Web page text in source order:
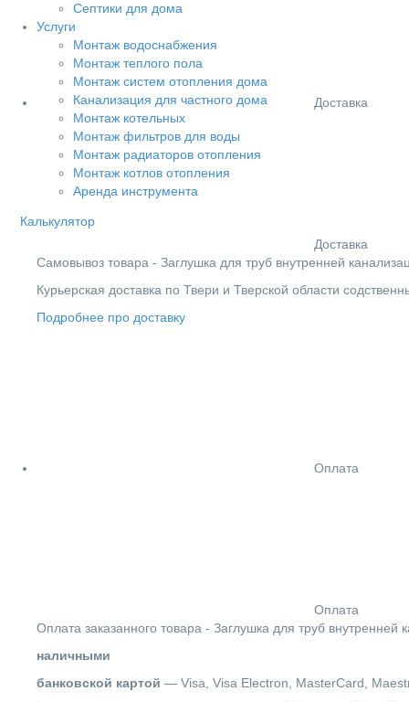
Септики для дома
Услуги
Монтаж водоснабжения
Монтаж теплого пола
Монтаж систем отопления дома
Канализация для частного дома
Монтаж котельных
Монтаж фильтров для воды
Монтаж радиаторов отопления
Монтаж котлов отопления
Аренда инструмента
Калькулятор
Доставка
Доставка
Cамовывоз товара - Заглушка для труб внутренней
Курьерская доставка по Твери и Тверской области
Подробнее про доставку
Оплата
Оплата
Оплата заказанного товара - Заглушка для труб
наличными
банковской картой — Visa, Visa Electron, MasterCard,